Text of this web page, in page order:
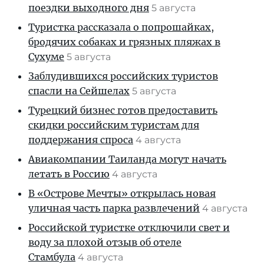
поездки выходного дня 5 августа
Туристка рассказала о попрошайках,
бродячих собаках и грязных пляжах в
Сухуме 5 августа
Заблудившихся российских туристов
спасли на Сейшелах 5 августа
Турецкий бизнес готов предоставить
скидки российским туристам для
поддержания спроса 4 августа
Авиакомпании Таиланда могут начать
летать в Россию 4 августа
В «Острове Мечты» открылась новая
уличная часть парка развлечений 4 августа
Российской туристке отключили свет и
воду за плохой отзыв об отеле
Стамбула 4 августа